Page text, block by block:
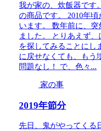
我が家の、炊飯器です
の商品です。 2010年
います。 数年前に、突
ました。 とりあえず、
を探してみることにし
に戻せなくても、もう
問題なし！ で、色々...
家の事
2019年節分
先日、鬼がやってくる